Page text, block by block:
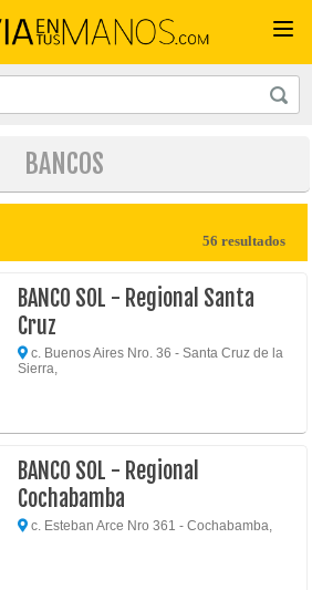
BANCOS
56 resultados
BANCO SOL - Regional Santa
Cruz
c. Buenos Aires Nro. 36 - Santa Cruz de la
Sierra,
BANCO SOL - Regional
Cochabamba
c. Esteban Arce Nro 361 - Cochabamba,